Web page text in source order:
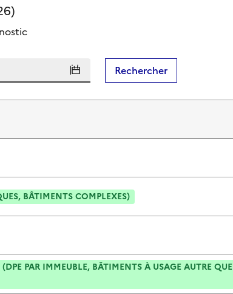
)
Rechercher
BÂTIMENTS COMPLEXES)
PAR IMMEUBLE, BÂTIMENTS À USAGE AUTRE QUE